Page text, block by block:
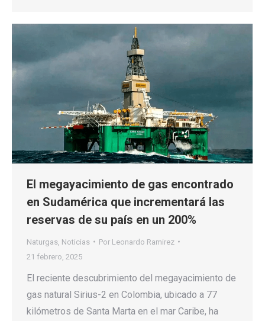
El megayacimiento de gas encontrado
en Sudamérica que incrementará las
reservas de su país en un 200%
Naturgas Noticias Por Leonardo Ramirez
21 febrero, 2025
El reciente descubrimiento del megayacimiento de
gas natural Sirius-2 en Colombia, ubicado a 77
kilómetros de Santa Marta en el mar Caribe, ha